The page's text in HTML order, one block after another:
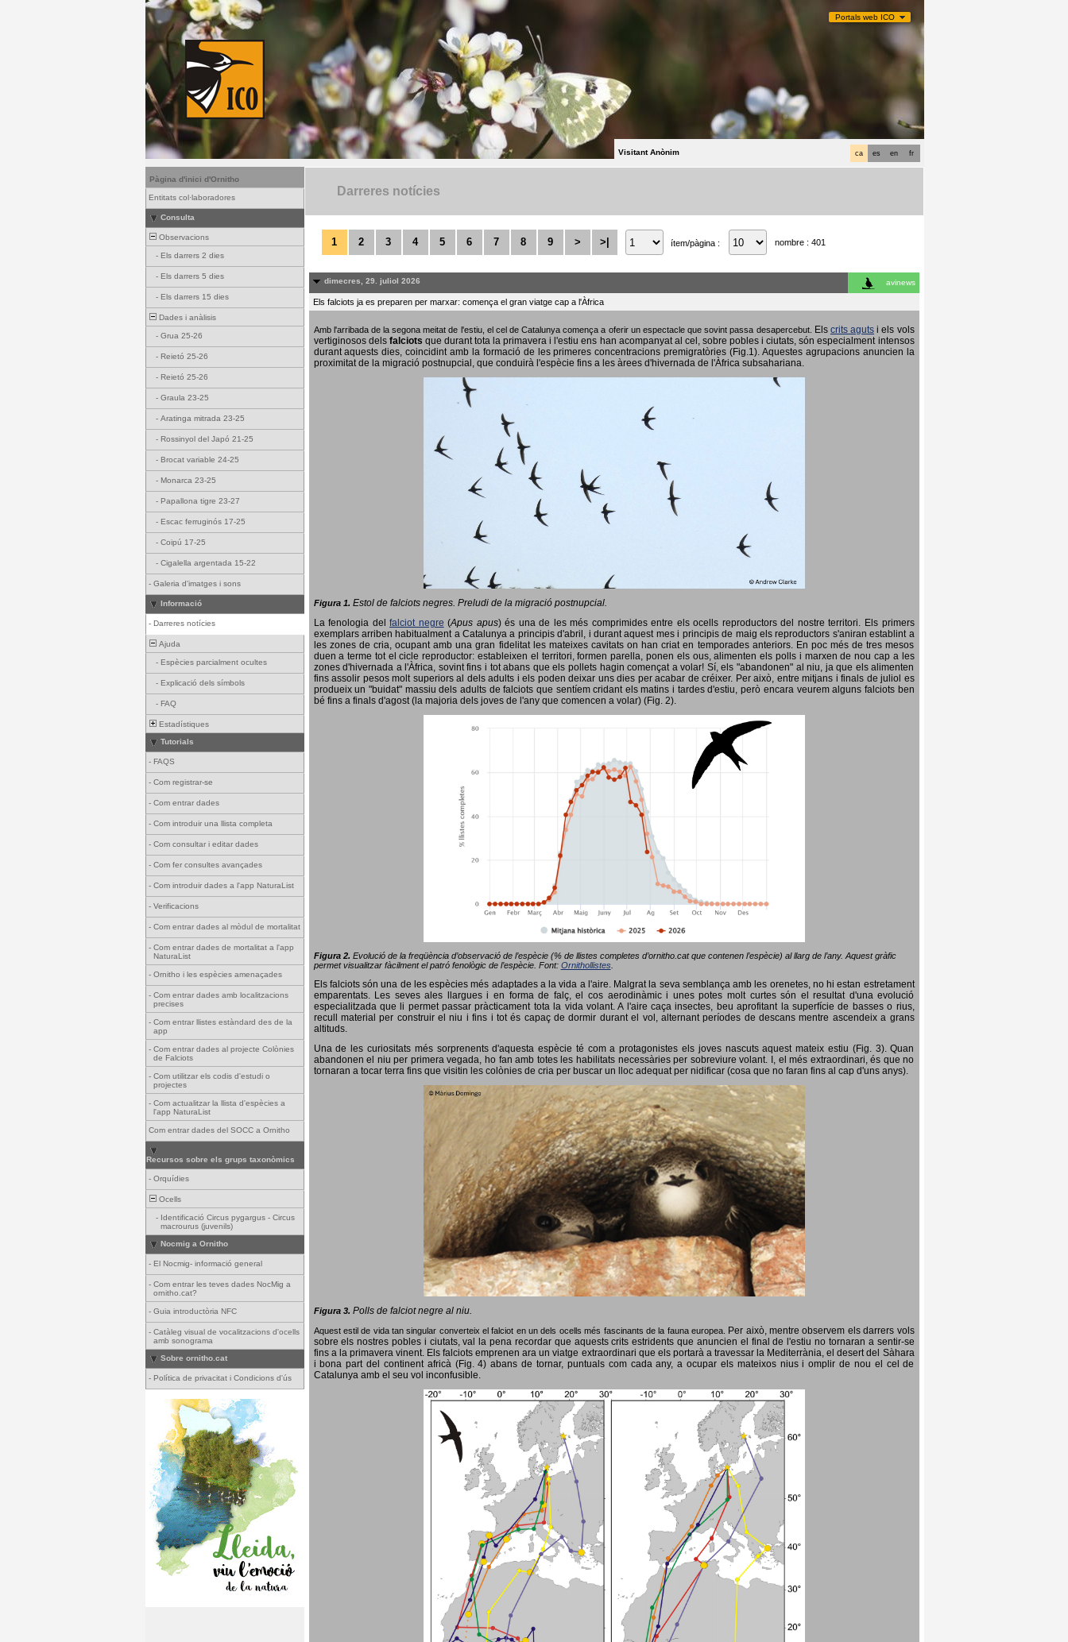
Portals web ICO
fr
en
es
ca
Visitant Anònim
Pàgina d'inici d'Ornitho
Entitats col·laboradores
Consulta
Observacions
- Els darrers 2 dies
- Els darrers 5 dies
- Els darrers 15 dies
Dades i anàlisis
- Grua 25-26
- Reietó 25-26
- Reietó 25-26
- Graula 23-25
- Aratinga mitrada 23-25
- Rossinyol del Japó 21-25
- Brocat variable 24-25
- Monarca 23-25
- Papallona tigre 23-27
- Escac ferruginós 17-25
- Coipú 17-25
- Cigalella argentada 15-22
- Galeria d'imatges i sons
Informació
- Darreres notícies
Ajuda
- Espècies parcialment ocultes
- Explicació dels símbols
- FAQ
Estadístiques
Tutorials
- FAQS
- Com registrar-se
- Com entrar dades
- Com introduir una llista completa
- Com consultar i editar dades
- Com fer consultes avançades
- Com introduir dades a l'app NaturaList
- Verificacions
- Com entrar dades al mòdul de mortalitat
- Com entrar dades de mortalitat a l'app
NaturaList
- Ornitho i les espècies amenaçades
- Com entrar dades amb localitzacions
precises
- Com entrar llistes estàndard des de la
app
- Com entrar dades al projecte Colònies
de Falciots
- Com utilitzar els codis d'estudi o
projectes
- Com actualitzar la llista d'espècies a
l'app NaturaList
Com entrar dades del SOCC a Ornitho
Recursos sobre els grups taxonòmics
- Orquídies
Ocells
- Identificació Circus pygargus - Circus
macrourus (juvenils)
Nocmig a Ornitho
- El Nocmig- informació general
- Com entrar les teves dades NocMig a
ornitho.cat?
- Guia introductòria NFC
- Catàleg visual de vocalitzacions d'ocells
amb sonograma
Sobre ornitho.cat
- Política de privacitat i Condicions d'ús
Darreres notícies
1 2 3 4 5 6 7 8 9 > >| ítem/pàgina : nombre : 401
dimecres, 29. juliol 2026 avinews
Els falciots ja es preparen per marxar: comença el gran viatge cap a l'Àfrica
Amb l'arribada de la segona meitat de l'estiu, el cel de Catalunya comença a oferir un espectacle que sovint passa desapercebut. Els crits aguts i els vols
vertiginosos dels falciots que durant tota la primavera i l'estiu ens han acompanyat al cel, sobre pobles i ciutats, són especialment intensos
durant aquests dies, coincidint amb la formació de les primeres concentracions premigratòries (Fig.1). Aquestes agrupacions anuncien la
proximitat de la migració postnupcial, que conduirà l'espècie fins a les àrees d'hivernada de l'Àfrica subsahariana.
Figura 1. Estol de falciots negres. Preludi de la migració postnupcial.
La fenologia delfalciot negre (Apus apus) és una de les més comprimides entre els ocells reproductors del nostre territori. Els primers
exemplars arriben habitualment a Catalunya a principis d'abril, i durant aquest mes i principis de maig els reproductors s'aniran establint a
les zones de cria, ocupant amb una gran fidelitat les mateixes cavitats on han criat en temporades anteriors. En poc més de tres mesos
duen a terme tot el cicle reproductor: estableixen el territori, formen parella, ponen els ous, alimenten els polls i marxen de nou cap a les
zones d'hivernada a l'Àfrica, sovint fins i tot abans que els pollets hagin començat a volar! Sí, els "abandonen" al niu, ja que els alimenten
fins assolir pesos molt superiors al dels adults i els poden deixar uns dies per acabar de créixer. Per això, entre mitjans i finals de juliol es
produeix un "buidat" massiu dels adults de falciots que sentíem cridant els matins i tardes d'estiu, però encara veurem alguns falciots ben
bé fins a finals d'agost (la majoria dels joves de l'any que comencen a volar) (Fig. 2).
Figura 2. Evolució de la freqüència d’observació de l’espècie (% de llistes completes d’ornitho.cat que contenen l’espècie) al llarg de l’any. Aquest gràfic
permet visualitzar fàcilment el patró fenològic de l’espècie. Font: Ornithollistes.
Els falciots són una de les espècies més adaptades a la vida a l'aire. Malgrat la seva semblança amb les orenetes, no hi estan estretament
emparentats. Les seves ales llargues i en forma de falç, el cos aerodinàmic i unes potes molt curtes són el resultat d'una evolució
especialitzada que li permet passar pràcticament tota la vida volant. A l'aire caça insectes, beu aprofitant la superfície de basses o rius,
recull material per construir el niu i fins i tot és capaç de dormir durant el vol, alternant períodes de descans mentre ascendeix a grans
altituds.
Una de les curiositats més sorprenents d'aquesta espècie té com a protagonistes els joves nascuts aquest mateix estiu (Fig. 3). Quan
abandonen el niu per primera vegada, ho fan amb totes les habilitats necessàries per sobreviure volant. I, el més extraordinari, és que no
tornaran a tocar terra fins que visitin les colònies de cria per buscar un lloc adequat per nidificar (cosa que no faran fins al cap d'uns anys).
Figura 3. Polls de falciot negre al niu.
Aquest estil de vida tan singular converteix el falciot en un dels ocells més fascinants de la fauna europea. Per això, mentre observem els darrers vols
sobre els nostres pobles i ciutats, val la pena recordar que aquests crits estridents que anuncien el final de l'estiu no tornaran a sentir-se
fins a la primavera vinent. Els falciots emprenen ara un viatge extraordinari que els portarà a travessar la Mediterrània, el desert del Sàhara
i bona part del continent africà (Fig. 4) abans de tornar, puntuals com cada any, a ocupar els mateixos nius i omplir de nou el cel de
Catalunya amb el seu vol inconfusible.